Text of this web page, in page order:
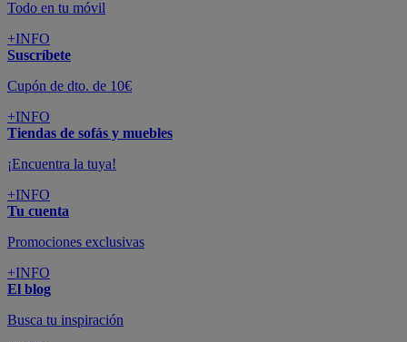
Todo en tu móvil
+INFO
Suscríbete
Cupón de dto. de 10€
+INFO
Tiendas de sofás y muebles
¡Encuentra la tuya!
+INFO
Tu cuenta
Promociones exclusivas
+INFO
El blog
Busca tu inspiración